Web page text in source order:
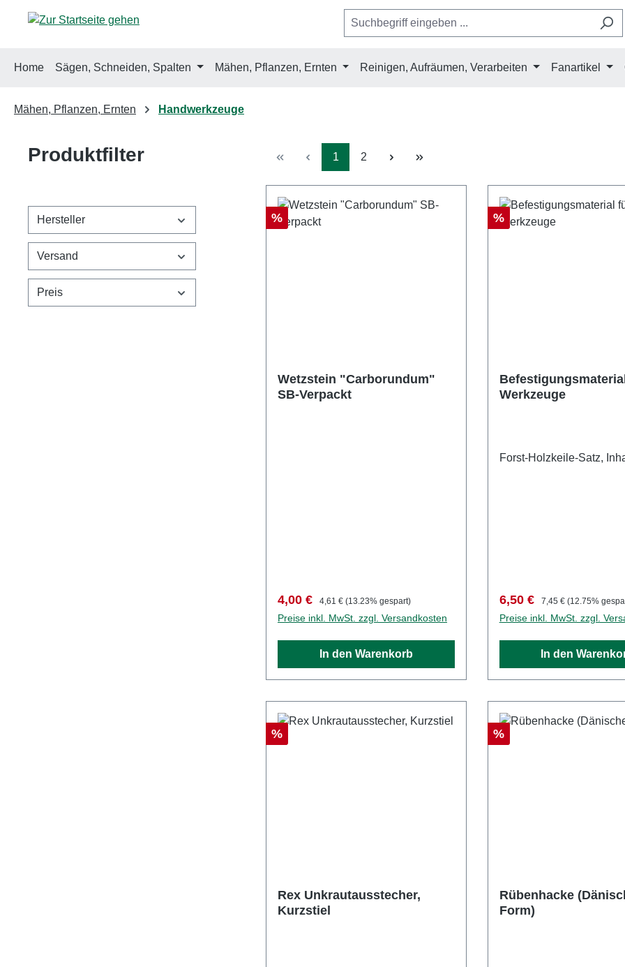
Hauptinhalt springen
Zur Suche springen
Zur Hauptnavigation springen
Home Sägen, Schneiden, Spalten Mähen, Pflanzen, Ernten Reinigen, Aufräumen, Verarbeiten Fanartikel
Mähen, Pflanzen, Ernten Handwerkzeuge
Produktfilter
Hersteller
Versand
Preis
Seite
1 Seite
2
Rabatt
%
Wetzstein "Carborundum"
SB-Verpackt
Verkaufspreis:
4,00 € Regulärer Preis:
4,61 € (13.23% gespart)
Preise inkl. MwSt. zzgl. Versandkosten
In den Warenkorb
Rabatt
%
Werkzeuge
Forst-Holzkeile-Satz,
Verkaufspreis:
6,50 € Regulärer Preis:
7,45 € (12.75%
Preise inkl. MwSt. zzgl.
In den
Rabatt
%
Rex Unkrautausstecher,
Kurzstiel
Rabatt
%
Rübenhacke
Form)